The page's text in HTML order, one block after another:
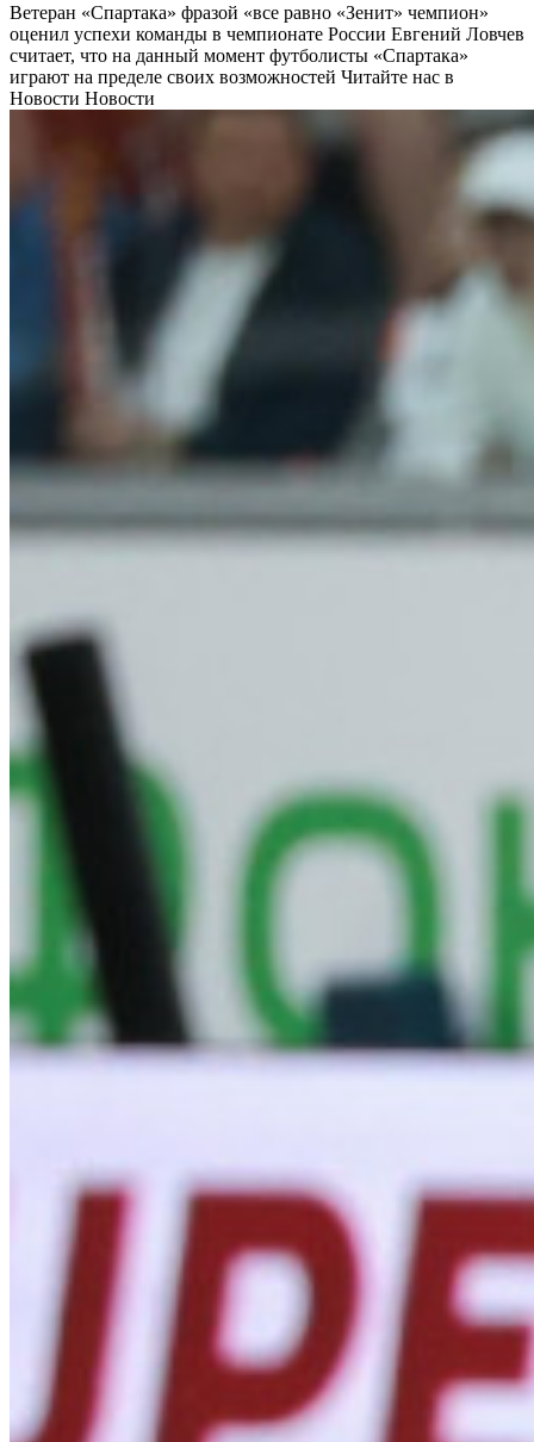
Ветеран «Спартака» фразой «все равно «Зенит» чемпион»
оценил успехи команды в чемпионате России Евгений Ловчев
считает, что на данный момент футболисты «Спартака»
играют на пределе своих возможностей Читайте нас в
Новости Новости